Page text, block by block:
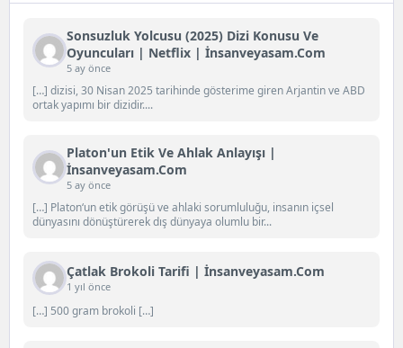
Sonsuzluk Yolcusu (2025) Dizi Konusu Ve
Oyuncuları | Netflix | İnsanveyasam.com
5 ay önce
[…] dizisi, 30 Nisan 2025 tarihinde gösterime giren Arjantin ve ABD
ortak yapımı bir dizidir....
Platon'un Etik Ve Ahlak Anlayışı |
İnsanveyasam.com
5 ay önce
[…] Platon‘un etik görüşü ve ahlaki sorumluluğu, insanın içsel
dünyasını dönüştürerek dış dünyaya olumlu bir...
Çatlak Brokoli Tarifi | İnsanveyasam.com
1 yıl önce
[…] 500 gram brokoli […]